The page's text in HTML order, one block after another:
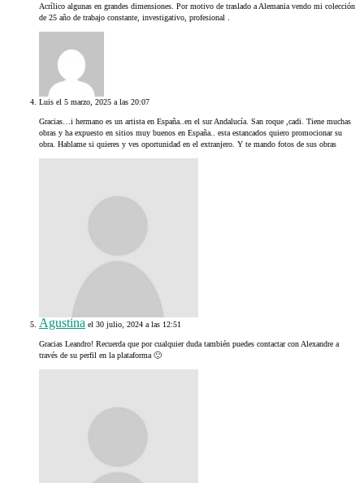
Acrílico algunas en grandes dimensiones. Por motivo de traslado a Alemania vendo mi colección
de 25 año de trabajo constante, investigativo, profesional .
Luis el 5 marzo, 2025 a las 20:07
Gracias…i hermano es un artista en España..en el sur Andalucía. San roque ,cadi. Tiene muchas
obras y ha expuesto en sitios muy buenos en España.. esta estancados quiero promocionar su
obra. Hablame si quieres y ves oportunidad en el extranjero. Y te mando fotos de sus obras
Agustina el 30 julio, 2024 a las 12:51
Gracias Leandro! Recuerda que por cualquier duda también puedes contactar con Alexandre a
través de su perfil en la plataforma 🙂